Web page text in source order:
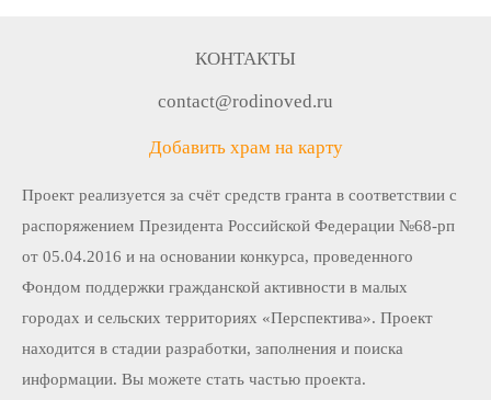
КОНТАКТЫ
contact@rodinoved.ru
Добавить храм на карту
Проект реализуется за счёт средств гранта в соответствии c
распоряжением Президента Российской Федерации №68-рп
от 05.04.2016 и на основании конкурса, проведенного
Фондом поддержки гражданской активности в малых
городах и сельских территориях «Перспектива». Проект
находится в стадии разработки, заполнения и поиска
информации. Вы можете стать частью проекта.